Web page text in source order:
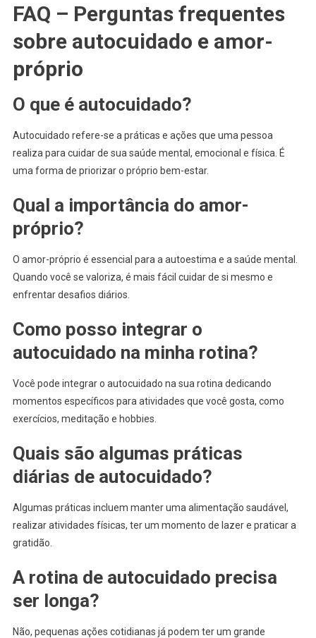
FAQ – Perguntas frequentes
sobre autocuidado e amor-
próprio
O que é autocuidado?
Autocuidado refere-se a práticas e ações que uma pessoa
realiza para cuidar de sua saúde mental, emocional e física. É
uma forma de priorizar o próprio bem-estar.
Qual a importância do amor-
próprio?
O amor-próprio é essencial para a autoestima e a saúde mental.
Quando você se valoriza, é mais fácil cuidar de si mesmo e
enfrentar desafios diários.
Como posso integrar o
autocuidado na minha rotina?
Você pode integrar o autocuidado na sua rotina dedicando
momentos específicos para atividades que você gosta, como
exercícios, meditação e hobbies.
Quais são algumas práticas
diárias de autocuidado?
Algumas práticas incluem manter uma alimentação saudável,
realizar atividades físicas, ter um momento de lazer e praticar a
gratidão.
A rotina de autocuidado precisa
ser longa?
Não, pequenas ações cotidianas já podem ter um grande